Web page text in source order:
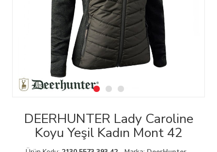
DEERHUNTER Lady Caroline
Koyu Yeşil Kadın Mont 42